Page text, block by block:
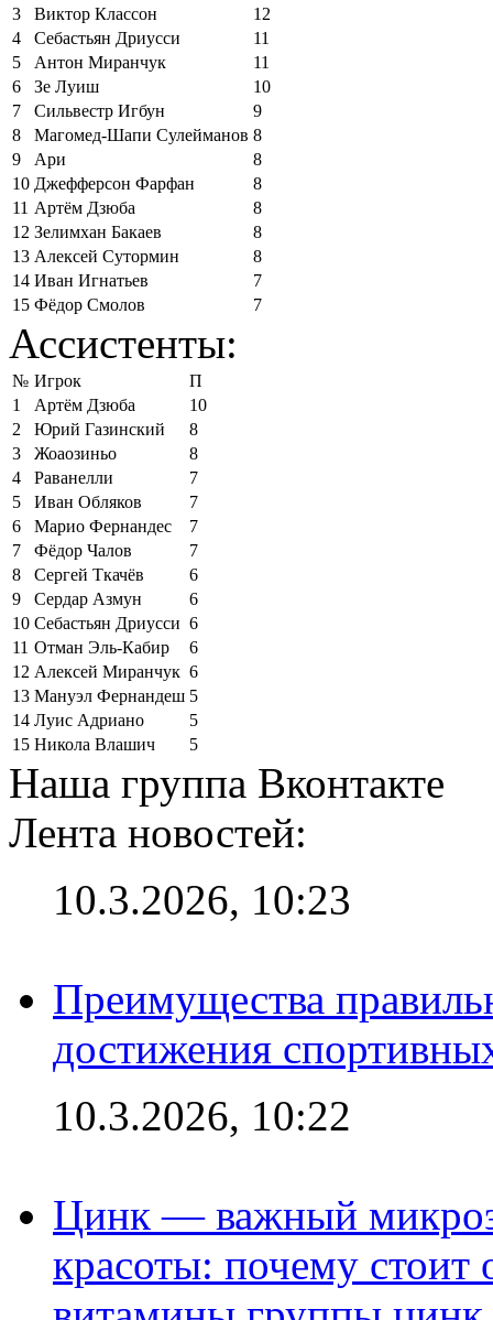
3
Виктор Классон
12
4
Себастьян Дриусси
11
5
Антон Миранчук
11
6
Зе Луиш
10
7
Сильвестр Игбун
9
8
Магомед-Шапи Сулейманов 8
9
Ари
8
10 Джефферсон Фарфан
8
11 Артём Дзюба
8
12 Зелимхан Бакаев
8
13 Алексей Сутормин
8
14 Иван Игнатьев
7
15 Фёдор Смолов 7
Ассистенты:
№ Игрок
П
1
Артём Дзюба
10
2
Юрий Газинский
8
3
Жоаозиньо
8
4
Раванелли
7
5
Иван Обляков
7
6
Марио Фернандес
7
7
Фёдор Чалов
7
8
Сергей Ткачёв
6
9
Сердар Азмун
6
10 Себастьян Дриусси 6
11 Отман Эль-Кабир
6
12 Алексей Миранчук 6
13 Мануэл Фернандеш 5
14 Луис Адриано
5
15 Никола Влашич 5
Наша группа Вконтакте
Лента новостей:
10.3.2026, 10:23
Преимущества
достижения
10.3.2026, 10:22
Цинк — важный
красоты: почему стоит